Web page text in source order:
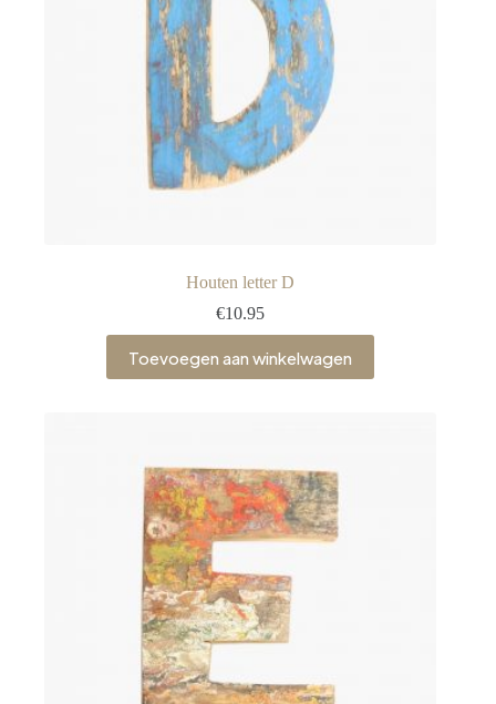
Houten letter D
€10.95
Toevoegen aan winkelwagen